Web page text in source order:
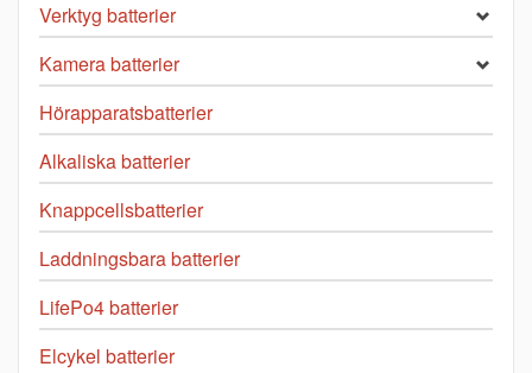
Verktyg batterier
Kamera batterier
Hörapparatsbatterier
Alkaliska batterier
Knappcellsbatterier
Laddningsbara batterier
LifePo4 batterier
Elcykel batterier